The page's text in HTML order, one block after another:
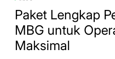
POSTED
Paket Lengkap
MBG untuk
Maksimal